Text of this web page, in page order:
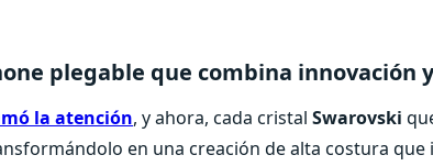
plegable que combina innovación
la atención, y ahora, cada cristal Swarovski
en una creación de alta costura que